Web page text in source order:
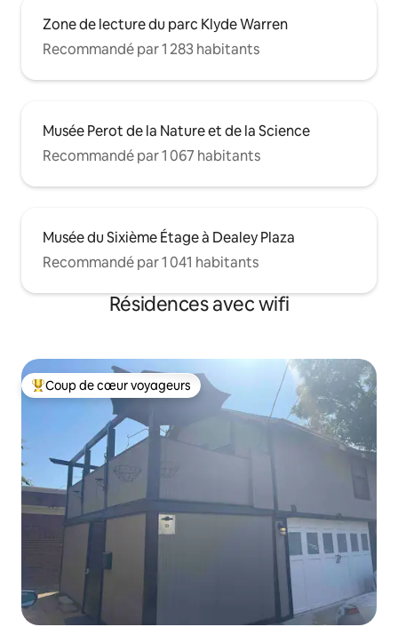
Zone de lecture du parc Klyde Warren
Recommandé par 1 283 habitants
Musée Perot de la Nature et de la Science
Recommandé par 1 067 habitants
Musée du Sixième Étage à Dealey Plaza
Recommandé par 1 041 habitants
Résidences avec wifi
Coups de cœur voyageurs les plus appréciés
Coup de cœur voyageurs